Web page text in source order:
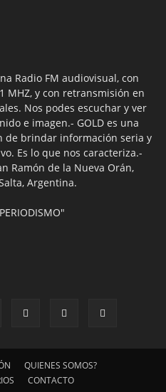
Radio FM audiovisual, con
MHZ, y con retransmisión en
Nos podes escuchar y ver
e imagen.- GOLD es una
de brindar información seria y
Es lo que nos caracteriza.-
Ramón de la Nueva Orán,
Argentina.
QUIENES SOMOS?
CONTACTO